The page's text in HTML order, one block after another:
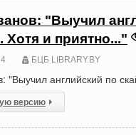
"Выучил
Хотя и приятно..."
БЦБ LIBRARY.BY
"Выучил английский по
версию